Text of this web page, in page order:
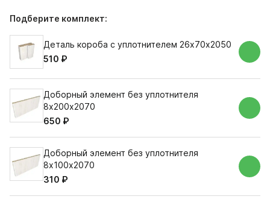
Подберите комплект:
Деталь короба с уплотнителем 26х70х2050
510 ₽
Доборный элемент без уплотнителя
8х200х2070
650 ₽
Доборный элемент без уплотнителя
8х100х2070
310 ₽